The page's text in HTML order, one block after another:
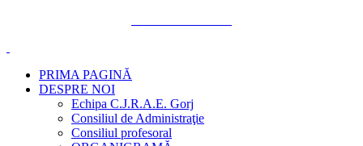
PRIMA PAGINĂ
DESPRE NOI
Echipa C.J.R.A.E. Gorj
Consiliul de Administraţie
Consiliul profesoral